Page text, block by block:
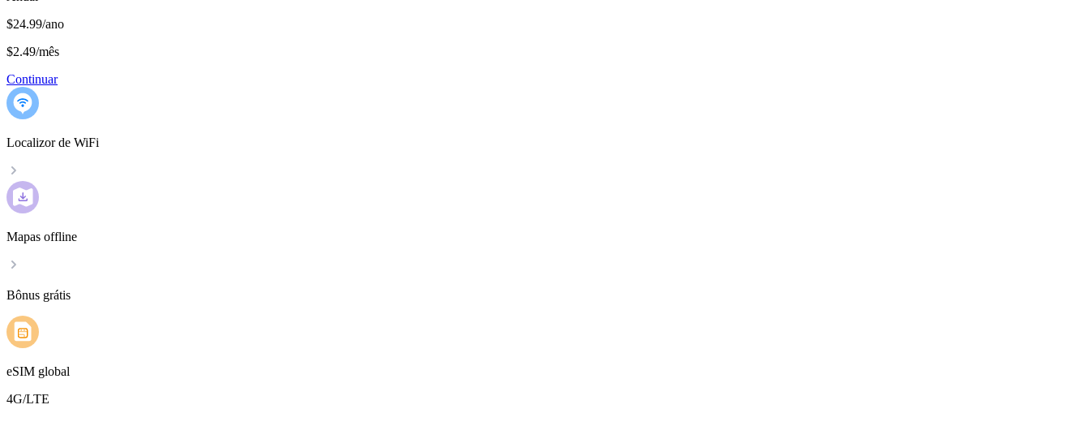
$24.99/ano
$2.49/mês
Continuar
Localizor de WiFi
Mapas offline
Bônus grátis
eSIM global
4G/LTE